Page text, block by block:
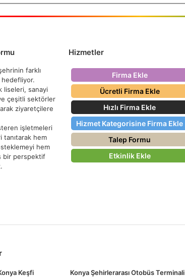
farklı
liseleri, sanayi
çeşitli sektörler
ziyaretçilere
işletmeleri
hem
hem
bir perspektif
Hizmetler
Firma Ekle
Ücretli Firma Ekle
Hızlı Firma Ekle
Hizmet Kategorisine Firma Ekle
Talep Formu
Etkinlik Ekle
Keşfi Konya Şehirlerarası Otobüs Terminali